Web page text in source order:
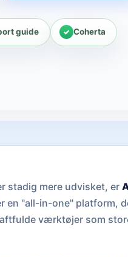
guide Coherta
stadig mere udvisket, er
"all-in-one" platform,
værktøjer som